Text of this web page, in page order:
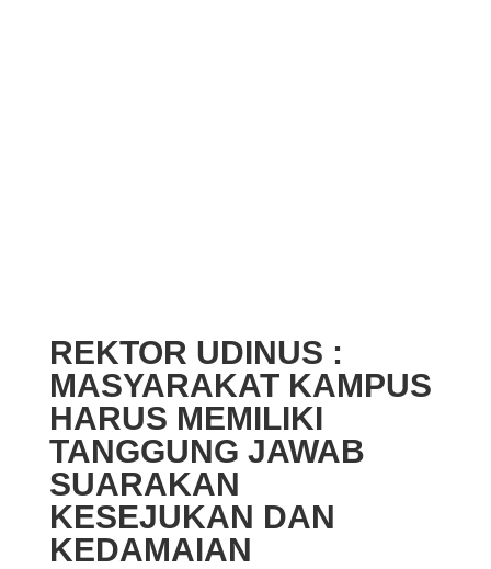
REKTOR UDINUS :
MASYARAKAT KAMPUS
HARUS MEMILIKI
TANGGUNG JAWAB
SUARAKAN
KESEJUKAN DAN
KEDAMAIAN